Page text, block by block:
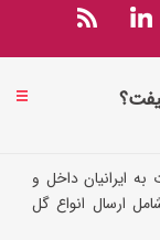
ایرانیان داخل و
ارسال انواع گل